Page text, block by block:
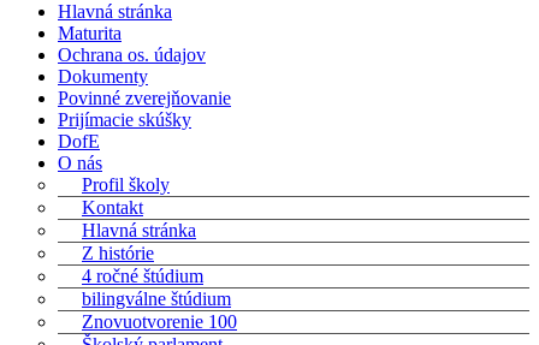
Hlavná stránka
Maturita
Ochrana os. údajov
Dokumenty
Povinné zverejňovanie
Prijímacie skúšky
DofE
O nás
Profil školy
Kontakt
Hlavná stránka
Z histórie
4 ročné štúdium
bilingválne štúdium
Znovuotvorenie 100